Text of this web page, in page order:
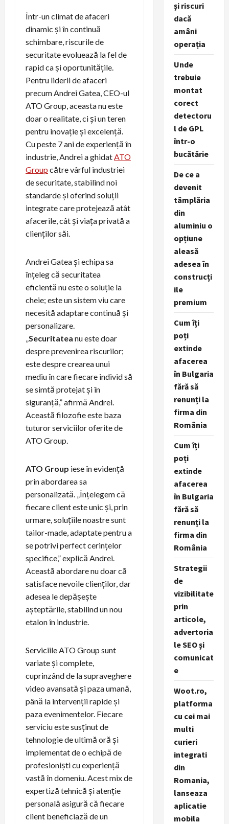
Într-un climat de afaceri
dinamic și în continuă
schimbare, riscurile de
securitate evoluează la fel de
rapid ca și oportunitățile.
Pentru liderii de afaceri
precum Andrei Gatea, CEO-ul
ATO Group, aceasta nu este
doar o realitate, ci și un teren
pentru inovație și excelență.
Cu peste 7 ani de experiență în
industrie, Andrei a ghidatATO
Group către vârful industriei
de securitate, stabilind noi
standarde și oferind soluții
integrate care protejează atât
afacerile, cât și viața privată a
clienților săi.
Andrei Gatea și echipa sa
înțeleg că securitatea
eficientă nu este o soluție la
cheie; este un sistem viu care
necesită adaptare continuă și
personalizare.
„Securitatea nu este doar
despre prevenirea riscurilor;
este despre crearea unui
mediu în care fiecare individ să
se simtă protejat și în
siguranță,” afirmă Andrei.
Această filozofie este baza
tuturor serviciilor oferite de
ATO Group.
ATO Group iese în evidență
prin abordarea sa
personalizată. „Înțelegem că
fiecare client este unic și, prin
urmare, soluțiile noastre sunt
tailor-made, adaptate pentru a
se potrivi perfect cerințelor
specifice,” explică Andrei.
Această abordare nu doar că
satisface nevoile clienților, dar
adesea le depășește
așteptările, stabilind un nou
etalon în industrie.
Serviciile ATO Group sunt
variate și complete,
cuprinzând de la supraveghere
video avansată și paza umană,
până la intervenții rapide și
paza evenimentelor. Fiecare
serviciu este susținut de
tehnologie de ultimă oră și
implementat de o echipă de
profesioniști cu experiență
vastă în domeniu. Acest mix de
expertiză tehnică și atenție
personală asigură că fiecare
client beneficiază de un
și riscuri
dacă
amâni
operația
Unde
trebuie
montat
corect
detectoru
l de GPL
într-o
bucătărie
De ce a
devenit
tâmplăria
din
aluminiu o
opțiune
aleasă
adesea în
construcți
ile
premium
Cum îți
poți
extinde
afacerea
în Bulgaria
fără să
renunți la
firma din
România
Cum îți
poți
extinde
afacerea
în Bulgaria
fără să
renunți la
firma din
România
Strategii
de
vizibilitate
prin
articole,
advertoria
le SEO și
comunicat
e
Woot.ro,
platforma
cu cei mai
multi
curieri
integrati
din
Romania,
lanseaza
aplicatie
mobila